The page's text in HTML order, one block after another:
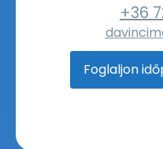
+36
Foglaljon